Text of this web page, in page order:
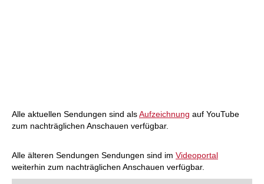
Alle aktuellen Sendungen sind alsAufzeichnung auf YouTube
zum nachträglichen Anschauen verfügbar.
Alle älteren Sendungen Sendungen sind im Videoportal
weiterhin zum nachträglichen Anschauen verfügbar.